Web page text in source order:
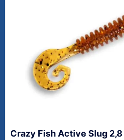
Crazy Fish Active Slug